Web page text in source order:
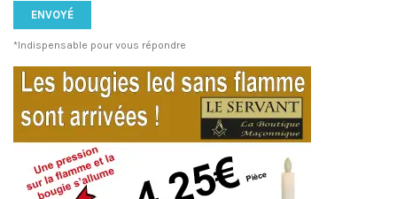
*Indispensable pour vous répondre